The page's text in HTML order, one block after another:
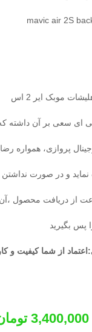
mavic air 2S
موبک ایر 2 اس
ای سعی بر آن داشته
پروازی، همواره
و در صورت
پس بگیرید
از شما کیفیت و
3,400,000